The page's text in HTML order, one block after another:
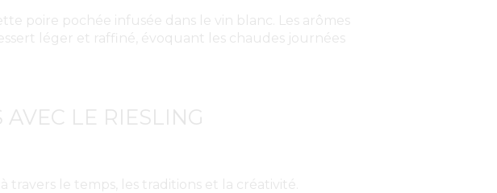
poire pochée infusée dans le vin blanc. Les arômes
léger et raffiné, évoquant les chaudes journées
LE RIESLING
à travers le temps, les traditions et la créativité.